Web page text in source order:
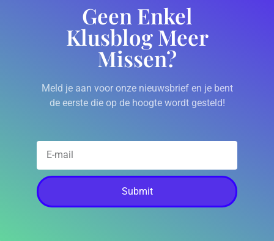
Geen Enkel
Klusblog Meer
Missen?
Meld je aan voor onze nieuwsbrief en je bent
de eerste die op de hoogte wordt gesteld!
Submit